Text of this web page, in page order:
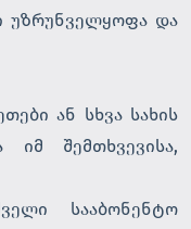
უზრუნველყოფა და
ან სხვა სახის
იმ შემთხვევისა,
სააბონენტო